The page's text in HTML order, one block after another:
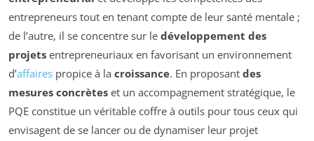
entrepreneurs tout en tenant compte de leur santé mentale ;
de l’autre, il se concentre sur le développement des
projets entrepreneuriaux en favorisant un environnement
d’affaires propice à la croissance. En proposant des
mesures concrètes et un accompagnement stratégique, le
PQE constitue un véritable coffre à outils pour tous ceux qui
envisagent de se lancer ou de dynamiser leur projet